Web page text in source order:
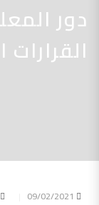
دور
القرارات